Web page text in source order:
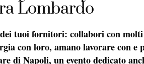
Lombardo
tuoi fornitori: collabori con molti
con loro, amano lavorare con
di Napoli, un evento dedicato